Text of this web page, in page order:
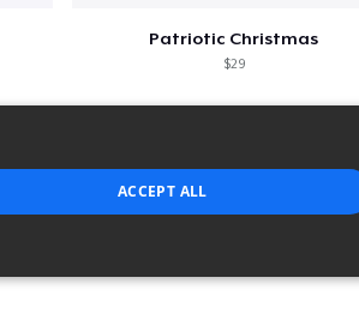
Patriotic Christmas
$29
ACCEPT ALL